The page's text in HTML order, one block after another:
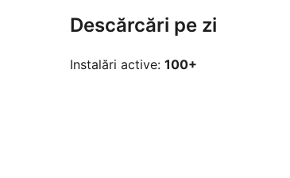
Descărcări pe zi
Instalări active: 100+